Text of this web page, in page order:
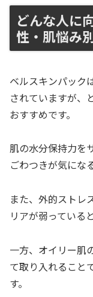
どんな人に
性・肌悩み
ベルスキンパック
されていますが、
おすすめです。
肌の水分保持力を
ごわつきが気にな
また、外的ストレ
リアが弱っている
一方、オイリー肌
て取り入れること
す。